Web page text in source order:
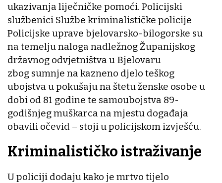
ukazivanja liječničke pomoći. Policijski
službenici Službe kriminalističke policije
Policijske uprave bjelovarsko-bilogorske su
na temelju naloga nadležnog Županijskog
državnog odvjetništva u Bjelovaru
zbog sumnje na kazneno djelo teškog
ubojstva u pokušaju na štetu ženske osobe u
dobi od 81 godine te samoubojstva 89-
godišnjeg muškarca na mjestu događaja
obavili očevid – stoji u policijskom izvješću.
Kriminalističko istraživanje
U policiji dodaju kako je mrtvo tijelo